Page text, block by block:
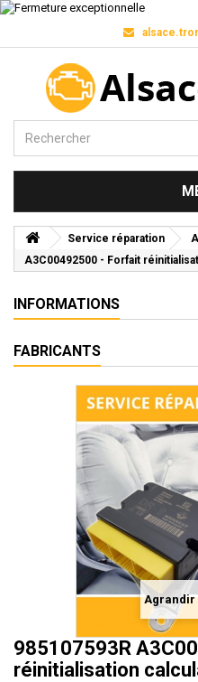
Service réparation
A3C00492500 - Forfait
INFORMATIONS
FABRICANTS
Agrandir
985107593R
réinitialisation